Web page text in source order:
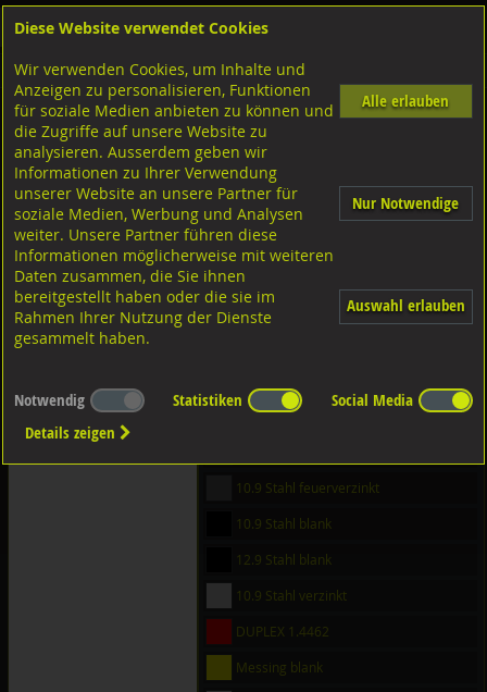
Shop Schrauben
Gewindestangen-Stifte-Federnde Druckstücke
4.6 Stahl verzinkt
4.6 Stahl blank
4.6 Stahl feuerverzinkt
A2 rostfrei
A4 rostfrei
8.8 Stahl blank
10.9 Stahl feuerverzinkt
10.9 Stahl blank
12.9 Stahl blank
10.9 Stahl verzinkt
DUPLEX 1.4462
Messing blank
Diese Website verwendet Cookies
Wir verwenden Cookies, um Inhalte und
Anzeigen zu personalisieren, Funktionen
für soziale Medien anbieten zu können und
die Zugriffe auf unsere Website zu
analysieren. Ausserdem geben wir
Informationen zu Ihrer Verwendung
unserer Website an unsere Partner für
soziale Medien, Werbung und Analysen
weiter. Unsere Partner führen diese
Informationen möglicherweise mit weiteren
Daten zusammen, die Sie ihnen
bereitgestellt haben oder die sie im
Rahmen Ihrer Nutzung der Dienste
gesammelt haben.
Alle erlauben
Nur Notwendige
Auswahl erlauben
Notwendig Statistiken
Social Media
Details zeigen